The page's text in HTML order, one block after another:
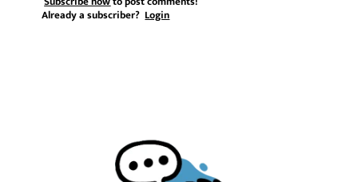
Already a subscriber?Login